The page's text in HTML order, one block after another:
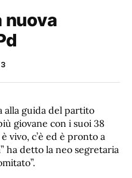
nuova
alla guida del partito
giovane con i suoi 38
vivo, c’è ed è pronto a
ha detto la neo segretaria